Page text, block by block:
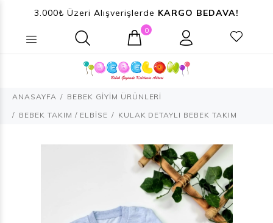
3.000₺ Üzeri Alışverişlerde KARGO BEDAVA!
Ne aramıştınız? (Ürün, Kategori ...)
0
ANASAYFA
BEBEK GİYİM ÜRÜNLERİ
BEBEK TAKIM / ELBİSE
KULAK DETAYLI BEBEK TAKIM